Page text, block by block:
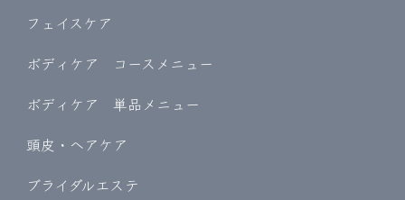
フェイスケア
ボディケア コースメニュー
ボディケア 単品メニュー
頭皮・ヘアケア
ブライダルエステ